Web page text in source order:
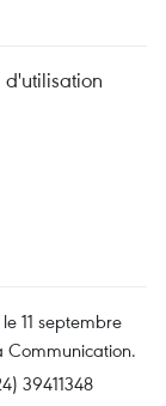
11 septembre
Communication.
39411348